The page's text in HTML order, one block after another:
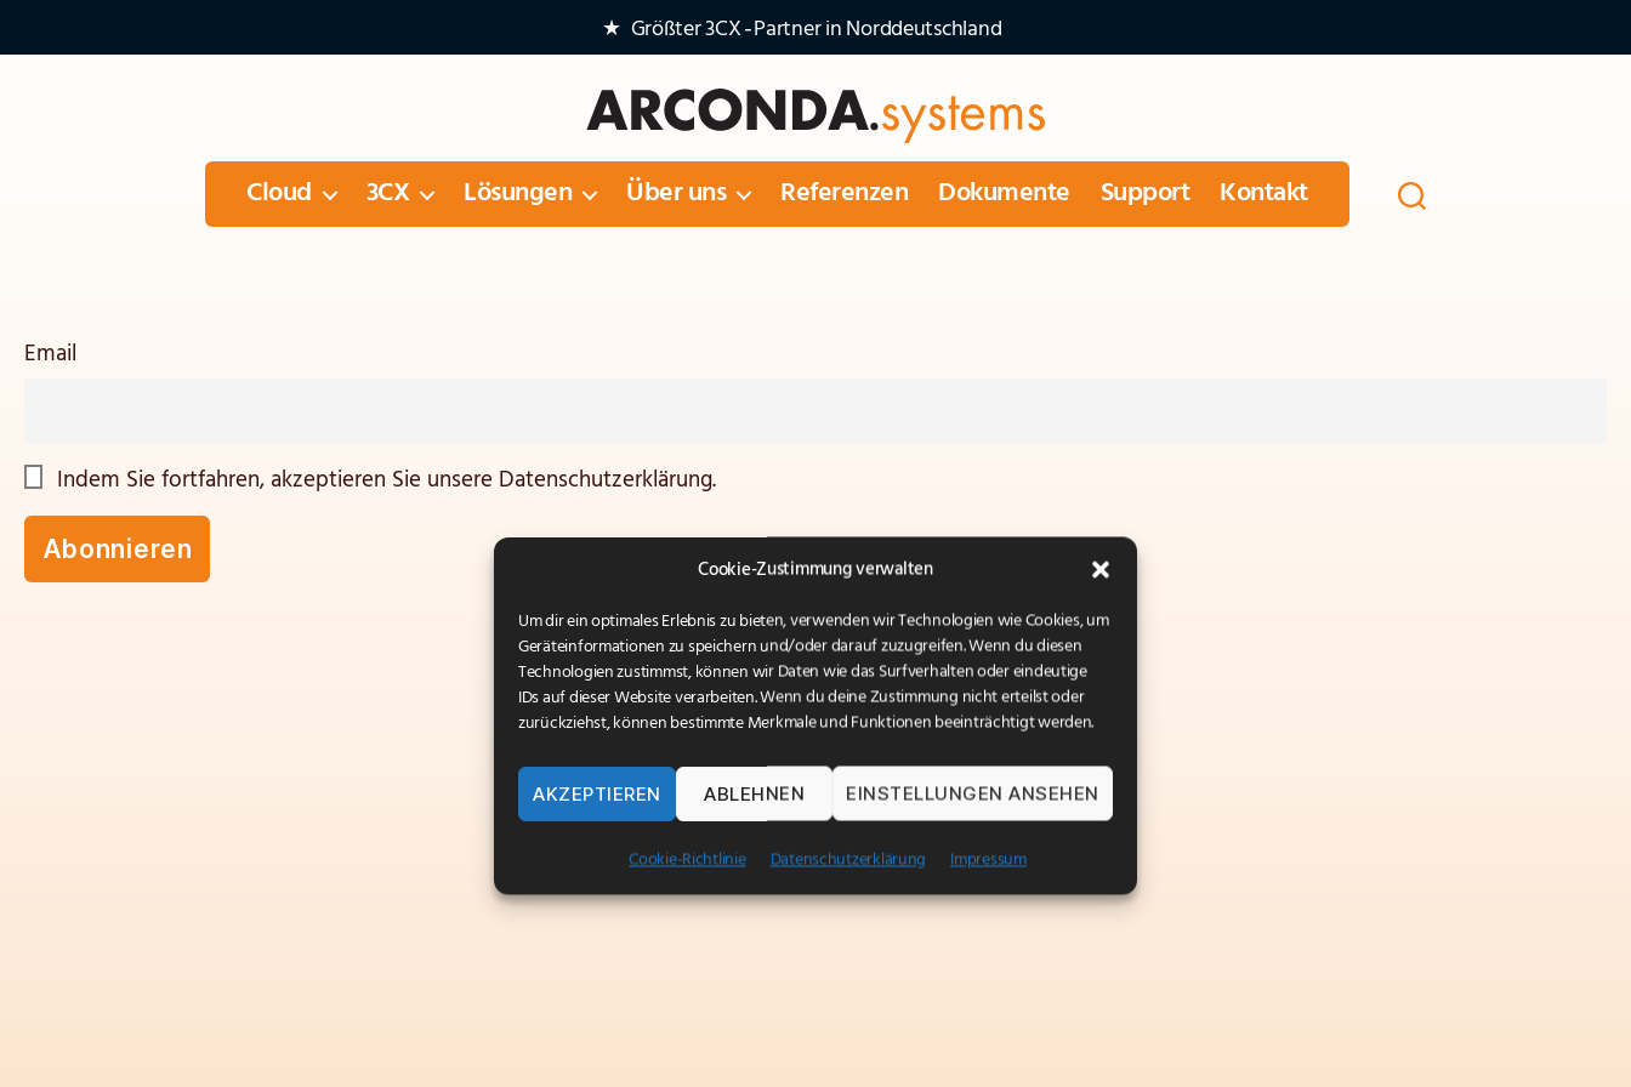
Cookie-Zustimmung verwalten
Um dir ein optimales Erlebnis zu bieten, verwenden wir Technologien wie Cookies, um
Geräteinformationen zu speichern und/oder darauf zuzugreifen. Wenn du diesen
Technologien zustimmst, können wir Daten wie das Surfverhalten oder eindeutige
IDs auf dieser Website verarbeiten. Wenn du deine Zustimmung nicht erteilst oder
zurückziehst, können bestimmte Merkmale und Funktionen beeinträchtigt werden.
AKZEPTIEREN ABLEHNEN EINSTELLUNGEN ANSEHEN
Cookie-Richtlinie Datenschutzerklärung Impressum
★ Größter 3CX‑Partner in Norddeutschland
Arconda
Systems
AG
Cloud 3CX Lösungen Über uns Referenzen Dokumente Support Kontakt
Email
Indem Sie fortfahren, akzeptieren Sie unsere Datenschutzerklärung.